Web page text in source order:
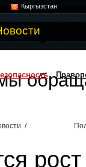
Кыргызстан
/